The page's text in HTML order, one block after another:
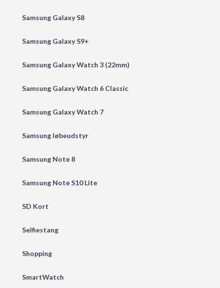
Samsung Galaxy S8
Samsung Galaxy S9+
Samsung Galaxy Watch 3 (22mm)
Samsung Galaxy Watch 6 Classic
Samsung Galaxy Watch 7
Samsung løbeudstyr
Samsung Note 8
Samsung Note S10 Lite
SD Kort
Selfiestang
Shopping
SmartWatch